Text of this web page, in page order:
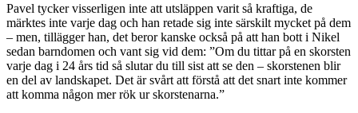
Pavel tycker visserligen inte att utsläppen varit så kraftiga, de
märktes inte varje dag och han retade sig inte särskilt mycket på dem
– men, tillägger han, det beror kanske också på att han bott i Nikel
sedan barndomen och vant sig vid dem: ”Om du tittar på en skorsten
varje dag i 24 års tid så slutar du till sist att se den – skorstenen blir
en del av landskapet. Det är svårt att förstå att det snart inte kommer
att komma någon mer rök ur skorstenarna.”